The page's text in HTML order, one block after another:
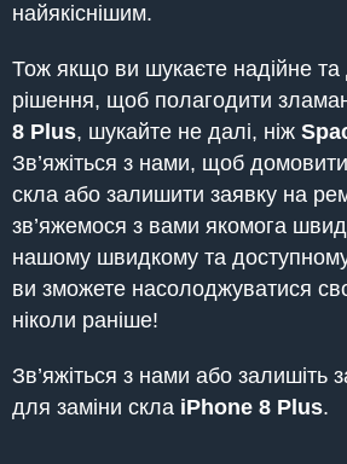
найякіснішим.
Тож якщо ви шукаєте надійне та
рішення, щоб полагодити
8 Plus, шукайте не далі, ніж
Зв’яжіться з нами, щоб
скла або залишити заявку на
зв’яжемося з вами якомога
нашому швидкому та
ви зможете насолоджуватися
ніколи раніше!
Зв’яжіться з нами або залишіть
для заміни скла iPhone 8 Plus.